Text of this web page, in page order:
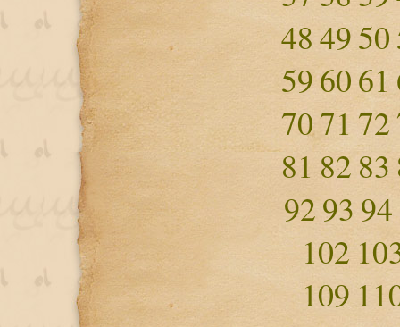
484950
596061
7071 72
81 8283
9293 94
102
109